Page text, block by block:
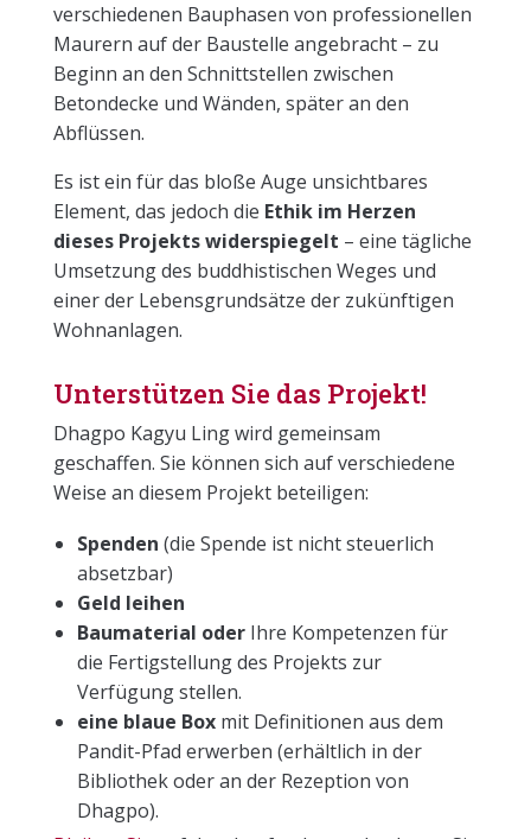
verschiedenen Bauphasen von professionellen
Maurern auf der Baustelle angebracht – zu
Beginn an den Schnittstellen zwischen
Betondecke und Wänden, später an den
Abflüssen.
Es ist ein für das bloße Auge unsichtbares
Element, das jedoch die Ethik im Herzen
dieses Projekts widerspiegelt – eine tägliche
Umsetzung des buddhistischen Weges und
einer der Lebensgrundsätze der zukünftigen
Wohnanlagen.
Unterstützen Sie das Projekt!
Dhagpo Kagyu Ling wird gemeinsam
geschaffen. Sie können sich auf verschiedene
Weise an diesem Projekt beteiligen:
Spenden (die Spende ist nicht steuerlich
absetzbar)
Geld leihen
Baumaterial oderIhre Kompetenzen für
die Fertigstellung des Projekts zur
Verfügung stellen.
eine blaue Boxmit Definitionen aus dem
Pandit-Pfad erwerben (erhältlich in der
Bibliothek oder an der Rezeption von
Dhagpo).